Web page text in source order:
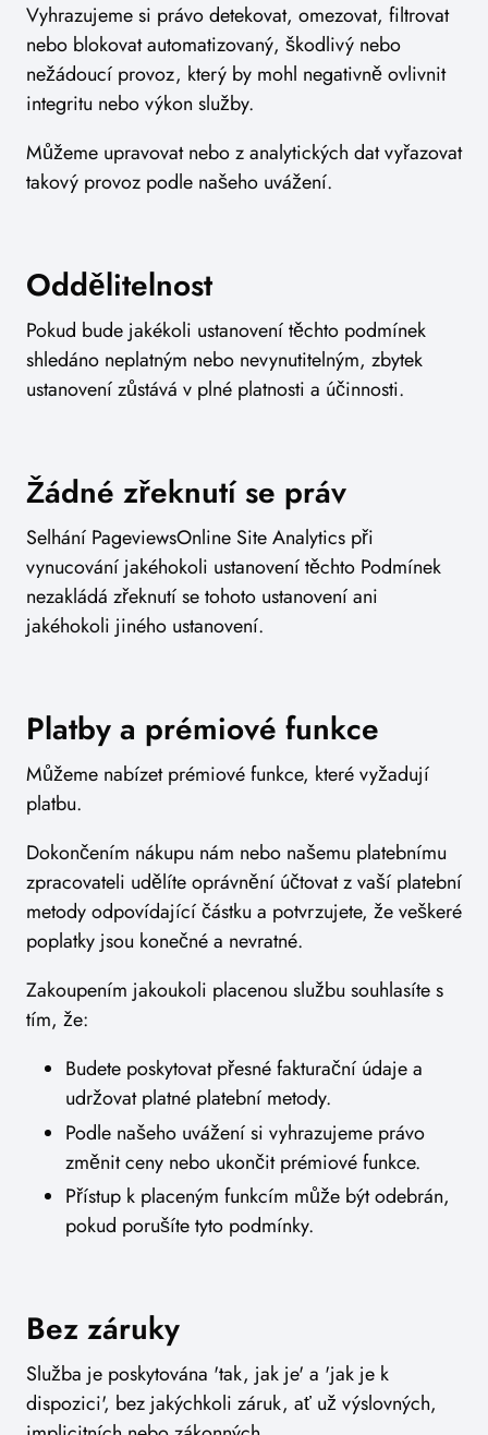
Vyhrazujeme si právo detekovat, omezovat, filtrovat
nebo blokovat automatizovaný, škodlivý nebo
nežádoucí provoz, který by mohl negativně ovlivnit
integritu nebo výkon služby.
Můžeme upravovat nebo z analytických dat vyřazovat
takový provoz podle našeho uvážení.
Oddělitelnost
Pokud bude jakékoli ustanovení těchto podmínek
shledáno neplatným nebo nevynutitelným, zbytek
ustanovení zůstává v plné platnosti a účinnosti.
Žádné zřeknutí se práv
Selhání PageviewsOnline Site Analytics při
vynucování jakéhokoli ustanovení těchto Podmínek
nezakládá zřeknutí se tohoto ustanovení ani
jakéhokoli jiného ustanovení.
Platby a prémiové funkce
Můžeme nabízet prémiové funkce, které vyžadují
platbu.
Dokončením nákupu nám nebo našemu platebnímu
zpracovateli udělíte oprávnění účtovat z vaší platební
metody odpovídající částku a potvrzujete, že veškeré
poplatky jsou konečné a nevratné.
Zakoupením jakoukoli placenou službu souhlasíte s
tím, že:
Budete poskytovat přesné fakturační údaje a
udržovat platné platební metody.
Podle našeho uvážení si vyhrazujeme právo
změnit ceny nebo ukončit prémiové funkce.
Přístup k placeným funkcím může být odebrán,
pokud porušíte tyto podmínky.
Bez záruky
Služba je poskytována 'tak, jak je' a 'jak je k
dispozici', bez jakýchkoli záruk, ať už výslovných,